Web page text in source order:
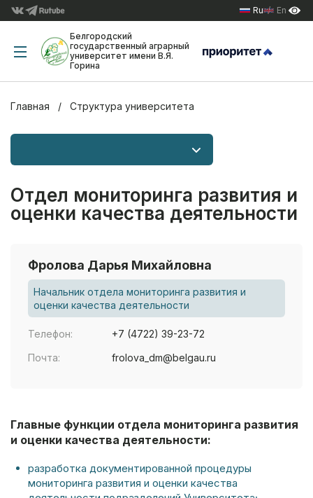
Ru En
Белгородский
государственный аграрный
университет имени В.Я.
Горина
Главная Структура университета
Отдел мониторинга развития и
оценки качества деятельности
Фролова Дарья Михайловна
Начальник отдела мониторинга развития и
оценки качества деятельности
Телефон:
+7 (4722) 39-23-72
Почта:
frolova_dm@belgau.ru
Главные функции отдела мониторинга развития
и оценки качества деятельности:
разработка документированной процедуры
мониторинга развития и оценки качества